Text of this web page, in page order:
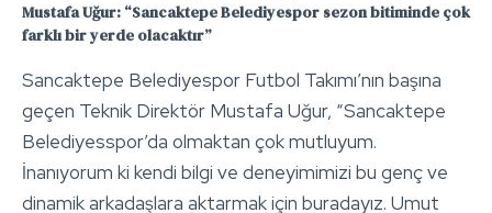
Mustafa Uğur: “Sancaktepe Belediyespor sezon bitiminde çok
farklı bir yerde olacaktır”
Sancaktepe Belediyespor Futbol Takımı’nın başına
geçen Teknik Direktör Mustafa Uğur, “Sancaktepe
Belediyesspor’da olmaktan çok mutluyum.
İnanıyorum ki kendi bilgi ve deneyimimizi bu genç ve
dinamik arkadaşlara aktarmak için buradayız. Umut